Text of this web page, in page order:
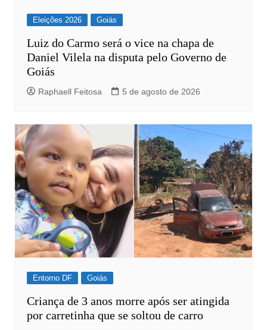
Eleições 2026 Goiás
Luiz do Carmo será o vice na chapa de
Daniel Vilela na disputa pelo Governo de
Goiás
Raphaell Feitosa 5 de agosto de 2026
Entorno DF Goiás
Criança de 3 anos morre após ser atingida
por carretinha que se soltou de carro